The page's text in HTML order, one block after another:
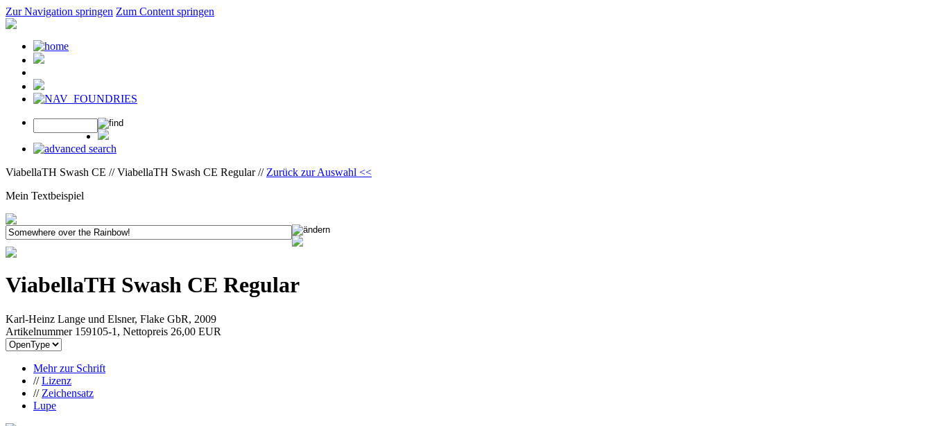
Zur Navigation springen Zum Content springen
ViabellaTH Swash CE // ViabellaTH Swash CE Regular // Zurück zur Auswahl <<
Mein Textbeispiel
ViabellaTH Swash CE Regular
Karl-Heinz Lange und Elsner, Flake GbR, 2009
Artikelnummer 159105-1, Nettopreis 26,00 EUR
Mehr zur Schrift
//Lizenz
// Zeichensatz
Lupe